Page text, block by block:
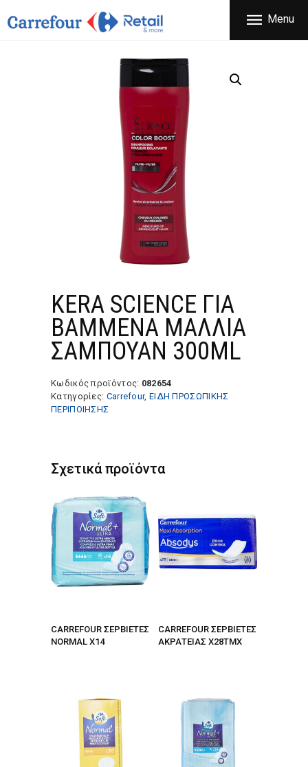
Menu
CARREFOUR
ΕΤΑΙΡΕΙΑ
ΠΡΟΪΟΝΤΑ
ΚΑΤΑΣΤΗΜΑΤΑ
ΠΡΟΣΦΟΡΕΣ
FRANCHISE
ΕΠΙΚΟΙΝΩΝΙΑ
KERA SCIENCE ΓΙΑ
ΒΑΜΜΕΝΑ ΜΑΛΛIΑ
ΣΑΜΠΟΥΑΝ 300ML
Κωδικός προϊόντος: 082654
Κατηγορίες: Carrefour, ΕΙΔΗ ΠΡΟΣΩΠΙΚΗΣ
ΠΕΡΙΠΟΙΗΣΗΣ
Σχετικά προϊόντα
CARREFOUR ΣΕΡΒΙΕΤΕΣ
NORMAL X14
CARREFOUR ΣΕΡΒΙΕΤΕΣ
ΑΚΡΑΤΕΙΑΣ Χ28ΤΜΧ